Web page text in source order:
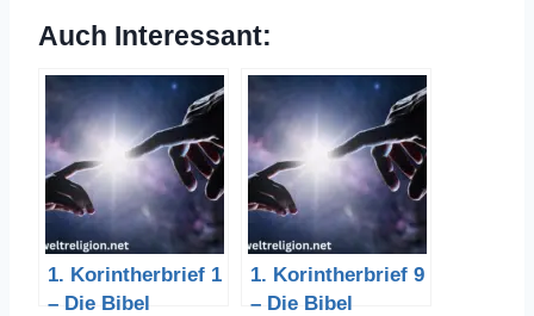
Auch Interessant:
1. Korintherbrief 1
– Die Bibel
1. Korintherbrief 9
– Die Bibel